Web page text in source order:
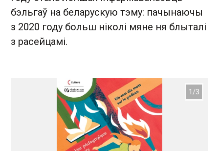
бэльгаў на беларускую тэму: пачынаючы
з 2020 году больш ніколі мяне ня блыталі
з расейцамі.